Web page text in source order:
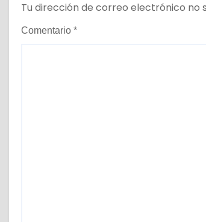
a
s
Tu dirección de correo electrónico no
Comentario *